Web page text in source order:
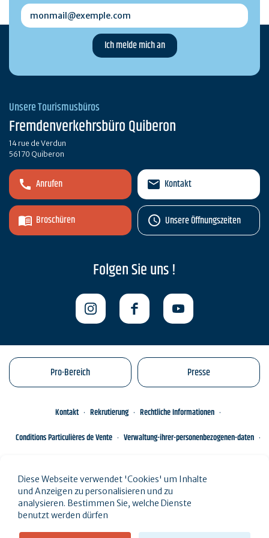
monmail@exemple.com
Unsere Tourismusbüros
Fremdenverkehrsbüro Quiberon
14 rue de Verdun
56170 Quiberon
Anrufen
Broschüren
Kontakt
Unsere Öffnungszeiten
Folgen Sie uns !
Pro-Bereich Presse
Kontakt Rekrutierung
Rechtliche Informationen
Conditions Particulières de Vente
Verwaltung-ihrer-personenbezogenen-daten
Diese Webseite verwendet 'Cookies' um Inhalte
und Anzeigen zu personalisieren und zu
analysieren. Bestimmen Sie, welche Dienste
benutzt werden dürfen